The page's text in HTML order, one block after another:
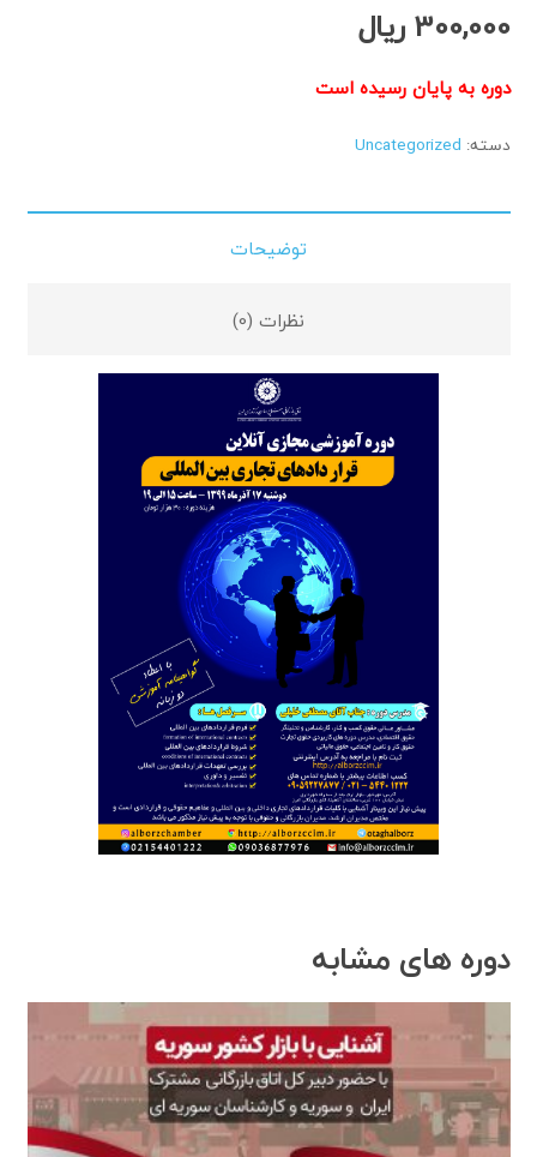
300,000 ریال
دوره به پایان رسیده است
دسته: Uncategorized
توضیحات
نظرات (0)
دوره های مشابه